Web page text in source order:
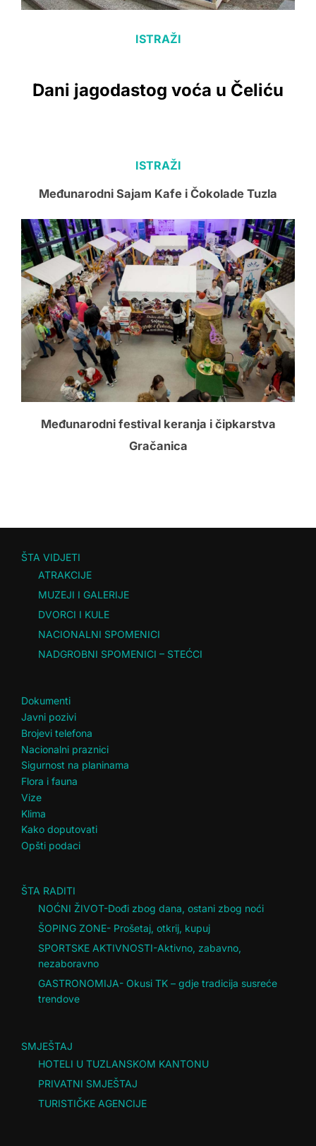
ISTRAŽI
Dani jagodastog voća u Čeliću
ISTRAŽI
Međunarodni Sajam Kafe i Čokolade Tuzla
Međunarodni festival keranja i čipkarstva
Gračanica
ŠTA VIDJETI
ATRAKCIJE
MUZEJI I GALERIJE
DVORCI I KULE
NACIONALNI SPOMENICI
NADGROBNI SPOMENICI – STEĆCI
Dokumenti
Javni pozivi
Brojevi telefona
Nacionalni praznici
Sigurnost na planinama
Flora i fauna
Vize
Klima
Kako doputovati
Opšti podaci
ŠTA RADITI
NOĆNI ŽIVOT-Dođi zbog dana, ostani zbog noći
ŠOPING ZONE- Prošetaj, otkrij, kupuj
SPORTSKE AKTIVNOSTI-Aktivno, zabavno,
nezaboravno
GASTRONOMIJA- Okusi TK – gdje tradicija susreće
trendove
SMJEŠTAJ
HOTELI U TUZLANSKOM KANTONU
PRIVATNI SMJEŠTAJ
TURISTIČKE AGENCIJE